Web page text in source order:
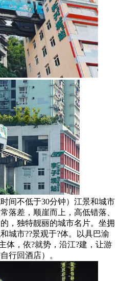
时间不低于30分钟）江景和城市
落差，顺崖而上，高低错落、
，独特靓丽的城市名片。坐拥
城市??景观于?体。以具巴渝
体，依?就势，沿江?建，让游
行回酒店）。